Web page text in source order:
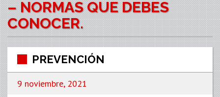
– NORMAS QUE DEBES
CONOCER.
PREVENCIÓN
9 noviembre, 2021